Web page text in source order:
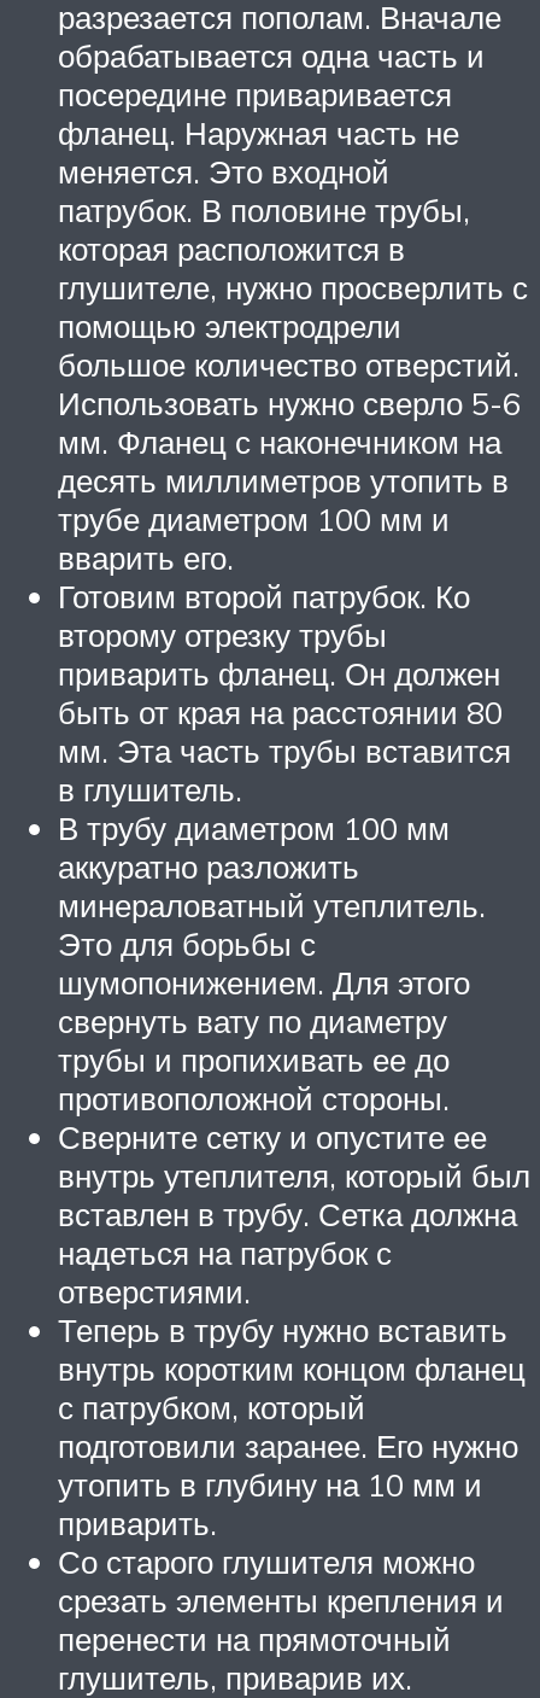
разрезается пополам. Вначале
обрабатывается одна часть и
посередине приваривается
фланец. Наружная часть не
меняется. Это входной
патрубок. В половине трубы,
которая расположится в
глушителе, нужно просверлить с
помощью электродрели
большое количество отверстий.
Использовать нужно сверло 5-6
мм. Фланец с наконечником на
десять миллиметров утопить в
трубе диаметром 100 мм и
вварить его.
Готовим второй патрубок. Ко
второму отрезку трубы
приварить фланец. Он должен
быть от края на расстоянии 80
мм. Эта часть трубы вставится
в глушитель.
В трубу диаметром 100 мм
аккуратно разложить
минераловатный утеплитель.
Это для борьбы с
шумопонижением. Для этого
свернуть вату по диаметру
трубы и пропихивать ее до
противоположной стороны.
Сверните сетку и опустите ее
внутрь утеплителя, который был
вставлен в трубу. Сетка должна
надеться на патрубок с
отверстиями.
Теперь в трубу нужно вставить
внутрь коротким концом фланец
с патрубком, который
подготовили заранее. Его нужно
утопить в глубину на 10 мм и
приварить.
Со старого глушителя можно
срезать элементы крепления и
перенести на прямоточный
глушитель, приварив их.